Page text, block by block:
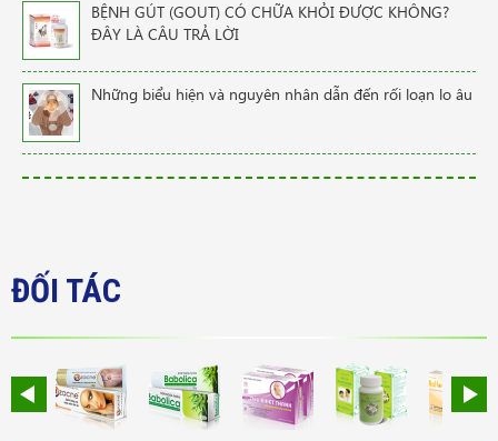
BỆNH GÚT (GOUT) CÓ CHỮA KHỎI ĐƯỢC KHÔNG?
ĐÂY LÀ CÂU TRẢ LỜI
Những biểu hiện và nguyên nhân dẫn đến rối loạn lo âu
ĐỐI TÁC